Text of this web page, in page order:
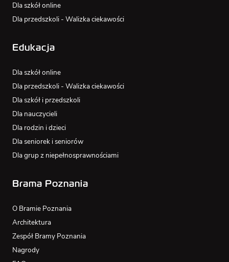
Dla szkół online
Dla przedszkoli - Walizka ciekawości
Edukacja
Dla szkół online
Dla przedszkoli - Walizka ciekawości
Dla szkół i przedszkoli
Dla nauczycieli
Dla rodzin i dzieci
Dla seniorek i seniorów
Dla grup z niepełnosprawnościami
Brama Poznania
O Bramie Poznania
Architektura
Zespół Bramy Poznania
Nagrody